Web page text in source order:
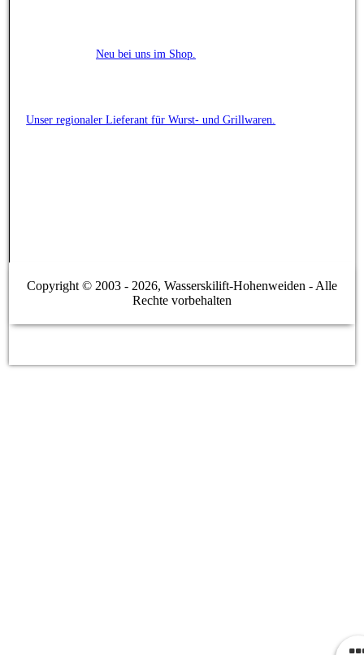
Neu bei uns im Shop.
Unser regionaler Lieferant für Wurst- und Grillwaren.
Copyright © 2003 - 2026, Wasserskilift-Hohenweiden - Alle
Rechte vorbehalten